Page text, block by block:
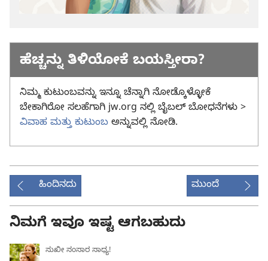
ಹೆಚ್ಚನ್ನು ತಿಳಿಯೋಕೆ ಬಯಸ್ತೀರಾ?
ನಿಮ್ಮ ಕುಟುಂಬವನ್ನು ಇನ್ನೂ ಚೆನ್ನಾಗಿ ನೋಡ್ಕೊಳ್ಳೋಕೆ
ಬೇಕಾಗಿರೋ ಸಲಹೆಗಾಗಿ jw.org ನಲ್ಲಿ ಬೈಬಲ್‌ ಬೋಧನೆಗಳು >
ವಿವಾಹ ಮತ್ತು ಕುಟುಂಬ ಅನ್ನುವಲ್ಲಿ ನೋಡಿ.
ಹಿಂದಿನದು ಮುಂದೆ
ನಿಮಗೆ ಇವೂ ಇಷ್ಟ ಆಗಬಹುದು
ಸುಖೀ ಸಂಸಾರ ಸಾಧ್ಯ!